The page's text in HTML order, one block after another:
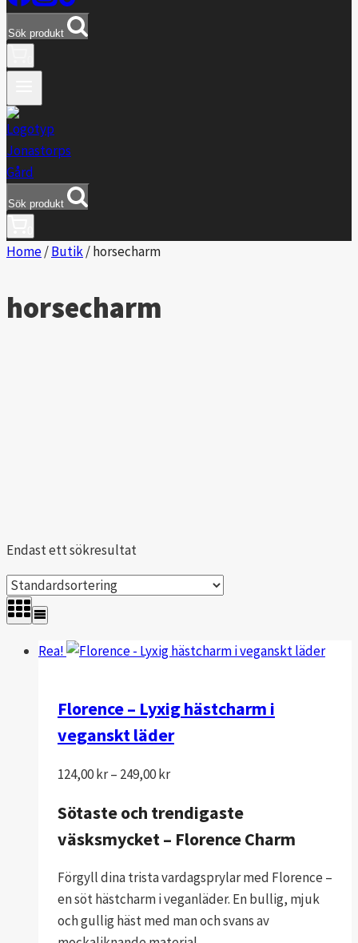
Sök produkt
Sök produkt
Home/Butik/horsecharm
horsecharm
Endast ett sökresultat
Rea!
Florence – Lyxig hästcharm i
veganskt läder
124,00kr– 249,00krPrisintervall:
till
249,00 kr
Sötaste och trendigaste
väsksmycket – Florence Charm
Förgyll dina trista vardagsprylar med Florence –
en söt hästcharm i veganläder. En bullig, mjuk
och gullig häst med man och svans av